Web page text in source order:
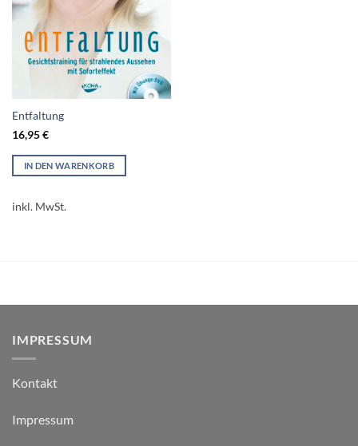
Entfaltung
16,95€
IN DEN WARENKORB
inkl. MwSt.
IMPRESSUM
Kontakt
Impressum